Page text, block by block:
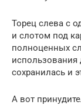
Торец слева с
и слотом под
полноценных
использования
сохранилась и
А вот